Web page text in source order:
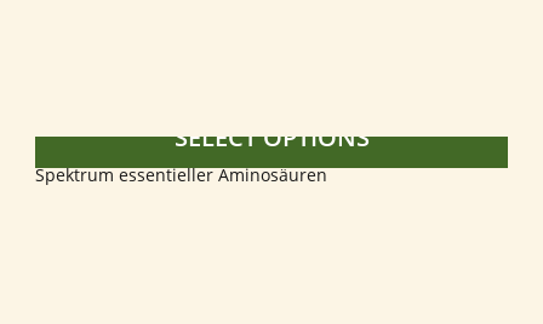
SELECT OPTIONS